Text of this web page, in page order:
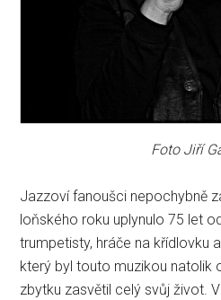
Foto Jiří
Jazzoví fanoušci nepochybně
loňského roku uplynulo 75 let
trumpetisty, hráče na křídlovku
který byl touto muzikou natolik
zbytku zasvětil celý svůj život.